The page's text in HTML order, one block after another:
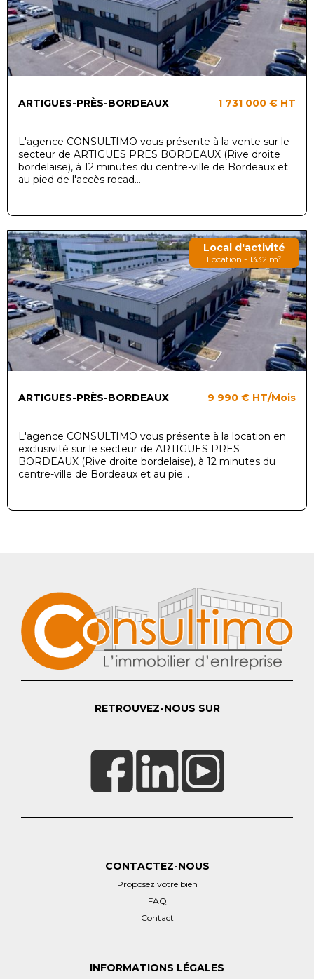
ARTIGUES-PRÈS-BORDEAUX 1 731 000 € HT
L'agence CONSULTIMO vous présente à la vente sur le
secteur de ARTIGUES PRES BORDEAUX (Rive droite
bordelaise), à 12 minutes du centre-ville de Bordeaux et
au pied de l'accès rocad...
Local d'activité
Location - 1332 m²
ARTIGUES-PRÈS-BORDEAUX 9 990 € HT/Mois
L'agence CONSULTIMO vous présente à la location en
exclusivité sur le secteur de ARTIGUES PRES
BORDEAUX (Rive droite bordelaise), à 12 minutes du
centre-ville de Bordeaux et au pie...
RETROUVEZ-NOUS SUR
CONTACTEZ-NOUS
Proposez votre bien
FAQ
Contact
INFORMATIONS LÉGALES